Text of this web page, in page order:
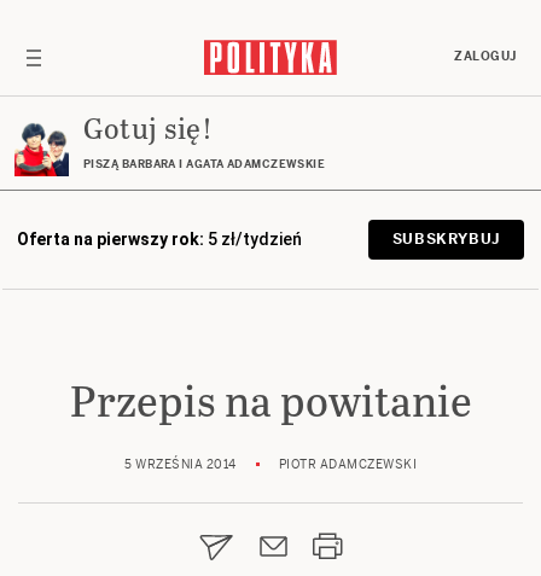
ZALOGUJ
Gotuj się!
PISZĄ BARBARA I AGATA ADAMCZEWSKIE
Oferta na pierwszy rok: 5 zł/tydzień SUBSKRYBUJ
Przepis na powitanie
5 WRZEŚNIA 2014 PIOTR ADAMCZEWSKI